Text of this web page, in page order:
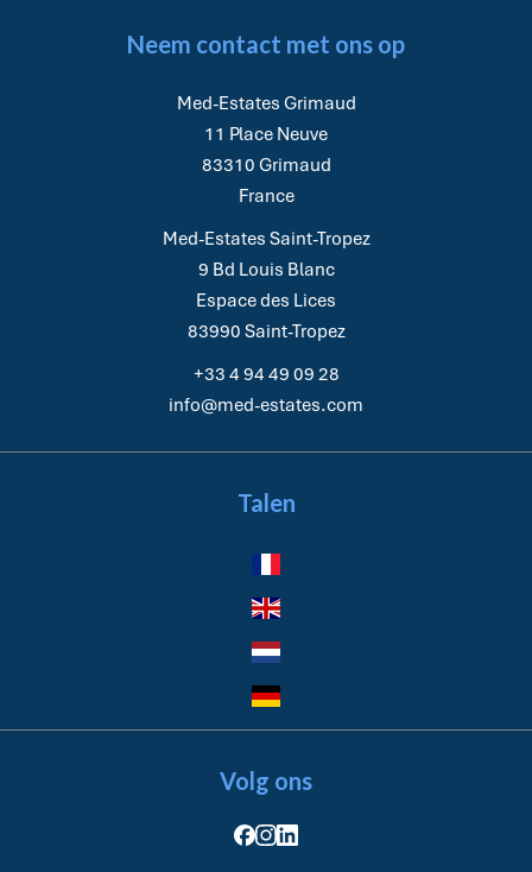
Neem contact met ons op
Med-Estates Grimaud
11 Place Neuve
83310 Grimaud
France
Med-Estates Saint-Tropez
9 Bd Louis Blanc
Espace des Lices
83990 Saint-Tropez
+33 4 94 49 09 28
info@med-estates.com
Talen
Volg ons